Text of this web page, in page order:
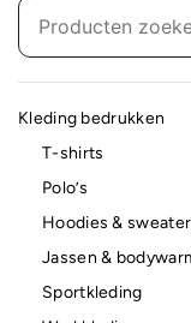
Kleding bedrukken
T-shirts
Polo’s
Hoodies &
Jassen &
Sportkleding